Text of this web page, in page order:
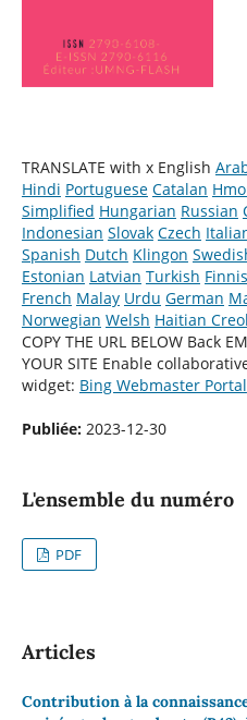
TRANSLATE with x English
Hindi Portuguese Catalan
Simplified Hungarian Russian
Indonesian Slovak Czech
Spanish Dutch Klingon
Estonian Latvian Turkish
French Malay Urdu German
Norwegian Welsh Haitian
COPY THE URL BELOW Back
YOUR SITE Enable
widget: Bing Webmaster Portal
Publiée: 2023-12-30
L'ensemble du numéro
PDF
Articles
Contribution à la